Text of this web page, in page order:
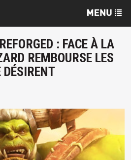
: FACE À LA
REMBOURSE LES
DÉSIRENT